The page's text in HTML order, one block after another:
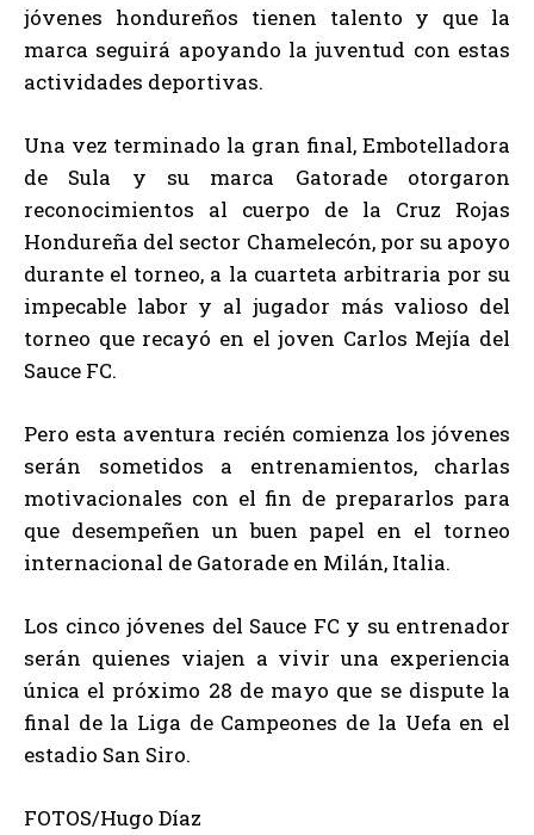
jóvenes hondureños tienen talento y que la
marca seguirá apoyando la juventud con estas
actividades deportivas.
Una vez terminado la gran final, Embotelladora
de Sula y su marca Gatorade otorgaron
reconocimientos al cuerpo de la Cruz Rojas
Hondureña del sector Chamelecón, por su apoyo
durante el torneo, a la cuarteta arbitraria por su
impecable labor y al jugador más valioso del
torneo que recayó en el joven Carlos Mejía del
Sauce FC.
Pero esta aventura recién comienza los jóvenes
serán sometidos a entrenamientos, charlas
motivacionales con el fin de prepararlos para
que desempeñen un buen papel en el torneo
internacional de Gatorade en Milán, Italia.
Los cinco jóvenes del Sauce FC y su entrenador
serán quienes viajen a vivir una experiencia
única el próximo 28 de mayo que se dispute la
final de la Liga de Campeones de la Uefa en el
estadio San Siro.
FOTOS/Hugo Díaz